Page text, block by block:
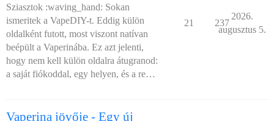
Sziasztok :waving_hand: Sokan
ismeritek a VapeDIY-t. Eddig külön
oldalként futott, most viszont natívan
beépült a Vaperinába. Ez azt jelenti,
hogy nem kell külön oldalra átugranod:
a saját fiókoddal, egy helyen, és a re…
21 237
2026.
augusztus 5.
Vaperina jövője - Egy új